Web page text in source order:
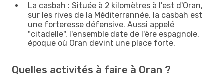
La casbah : Située à 2 kilomètres à l'est d'Oran,
sur les rives de la Méditerrannée, la casbah est
une forteresse défensive. Aussi appelé
"citadelle", l'ensemble date de l'ère espagnole,
époque où Oran devint une place forte.
Quelles activités à faire à Oran ?